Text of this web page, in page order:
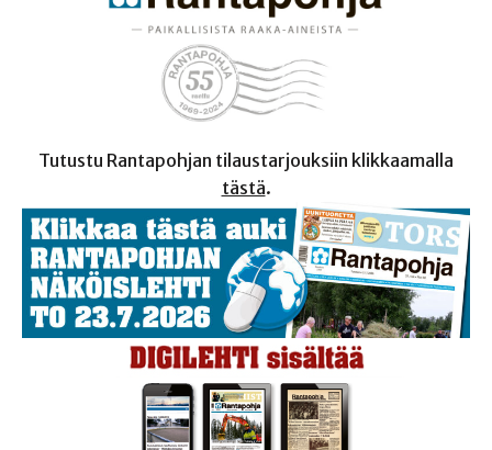
Tutustu Rantapohjan tilaustarjouksiin klikkaamalla
tästä.